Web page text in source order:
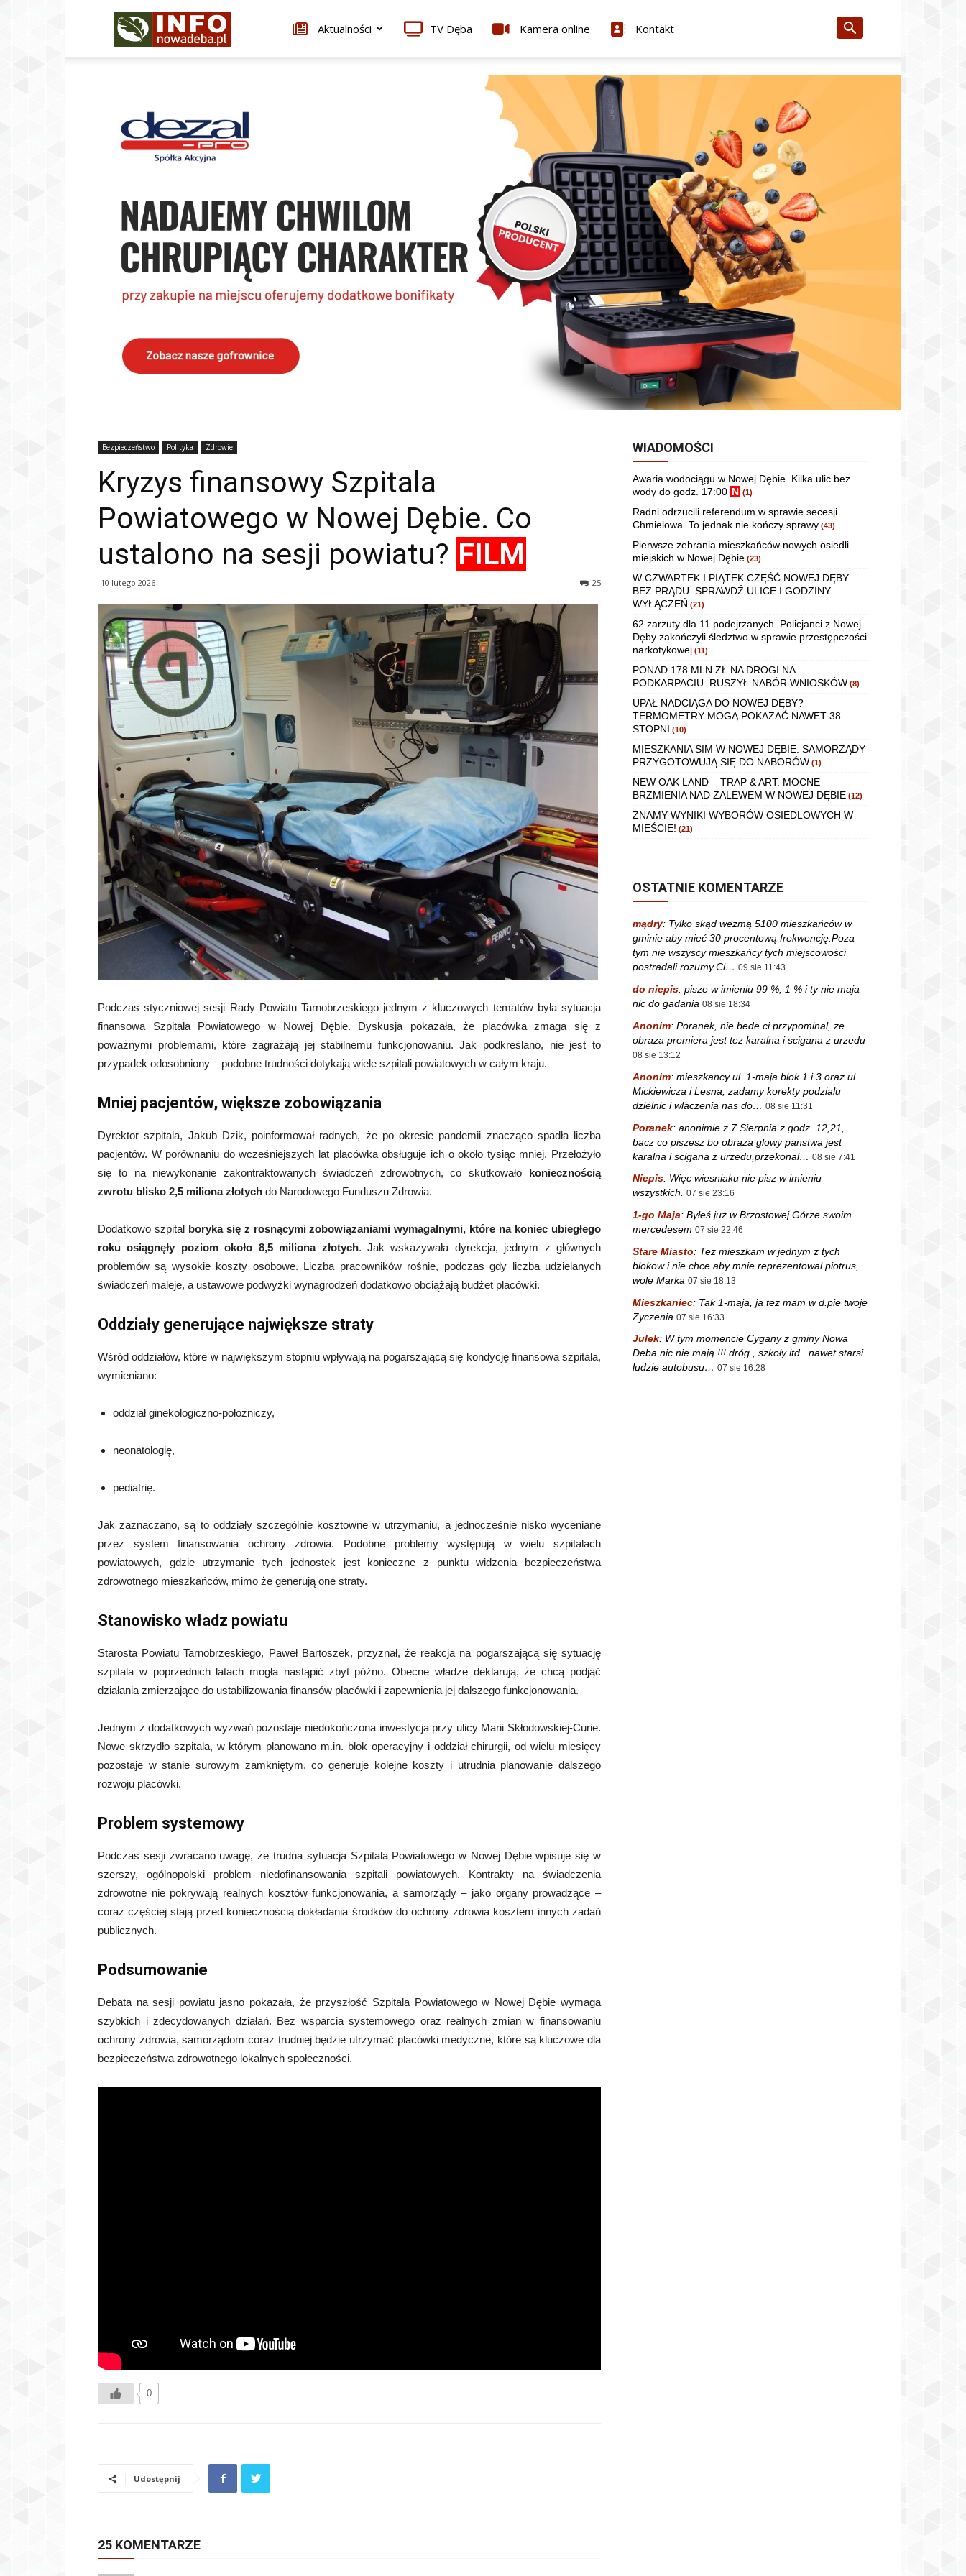
Infonowadeba.pl Aktualności TV Dęba Kamera online Kontakt
Bezpieczeństwo Polityka Zdrowie
Kryzys finansowy Szpitala
Powiatowego w Nowej Dębie. Co
ustalono na sesji powiatu? FILM
10 lutego 2026 25
Podczas styczniowej sesji Rady Powiatu Tarnobrzeskiego jednym z kluczowych tematów była sytuacja
finansowa Szpitala Powiatowego w Nowej Dębie. Dyskusja pokazała, że placówka zmaga się z
poważnymi problemami, które zagrażają jej stabilnemu funkcjonowaniu. Jak podkreślano, nie jest to
przypadek odosobniony – podobne trudności dotykają wiele szpitali powiatowych w całym kraju.
Mniej pacjentów, większe zobowiązania
Dyrektor szpitala, Jakub Dzik, poinformował radnych, że po okresie pandemii znacząco spadła liczba
pacjentów. W porównaniu do wcześniejszych lat placówka obsługuje ich o około tysiąc mniej. Przełożyło
się to na niewykonanie zakontraktowanych świadczeń zdrowotnych, co skutkowało koniecznością
zwrotu blisko 2,5 miliona złotych do Narodowego Funduszu Zdrowia.
Dodatkowo szpital boryka się z rosnącymi zobowiązaniami wymagalnymi, które na koniec ubiegłego
roku osiągnęły poziom około 8,5 miliona złotych. Jak wskazywała dyrekcja, jednym z głównych
problemów są wysokie koszty osobowe. Liczba pracowników rośnie, podczas gdy liczba udzielanych
świadczeń maleje, a ustawowe podwyżki wynagrodzeń dodatkowo obciążają budżet placówki.
Oddziały generujące największe straty
Wśród oddziałów, które w największym stopniu wpływają na pogarszającą się kondycję finansową szpitala,
wymieniano:
oddział ginekologiczno-położniczy,
neonatologię,
pediatrię.
Jak zaznaczano, są to oddziały szczególnie kosztowne w utrzymaniu, a jednocześnie nisko wyceniane
przez system finansowania ochrony zdrowia. Podobne problemy występują w wielu szpitalach
powiatowych, gdzie utrzymanie tych jednostek jest konieczne z punktu widzenia bezpieczeństwa
zdrowotnego mieszkańców, mimo że generują one straty.
Stanowisko władz powiatu
Starosta Powiatu Tarnobrzeskiego, Paweł Bartoszek, przyznał, że reakcja na pogarszającą się sytuację
szpitala w poprzednich latach mogła nastąpić zbyt późno. Obecne władze deklarują, że chcą podjąć
działania zmierzające do ustabilizowania finansów placówki i zapewnienia jej dalszego funkcjonowania.
Jednym z dodatkowych wyzwań pozostaje niedokończona inwestycja przy ulicy Marii Skłodowskiej-Curie.
Nowe skrzydło szpitala, w którym planowano m.in. blok operacyjny i oddział chirurgii, od wielu miesięcy
pozostaje w stanie surowym zamkniętym, co generuje kolejne koszty i utrudnia planowanie dalszego
rozwoju placówki.
Problem systemowy
Podczas sesji zwracano uwagę, że trudna sytuacja Szpitala Powiatowego w Nowej Dębie wpisuje się w
szerszy, ogólnopolski problem niedofinansowania szpitali powiatowych. Kontrakty na świadczenia
zdrowotne nie pokrywają realnych kosztów funkcjonowania, a samorządy – jako organy prowadzące –
coraz częściej stają przed koniecznością dokładania środków do ochrony zdrowia kosztem innych zadań
publicznych.
Podsumowanie
Debata na sesji powiatu jasno pokazała, że przyszłość Szpitala Powiatowego w Nowej Dębie wymaga
szybkich i zdecydowanych działań. Bez wsparcia systemowego oraz realnych zmian w finansowaniu
ochrony zdrowia, samorządom coraz trudniej będzie utrzymać placówki medyczne, które są kluczowe dla
bezpieczeństwa zdrowotnego lokalnych społeczności.
0
Udostępnij
25 KOMENTARZE
WIADOMOŚCI
Awaria wodociągu w Nowej Dębie. Kilka ulic bez
wody do godz. 17:00 N (1)
Radni odrzucili referendum w sprawie secesji
Chmielowa. To jednak nie kończy sprawy (43)
Pierwsze zebrania mieszkańców nowych osiedli
miejskich w Nowej Dębie (23)
W CZWARTEK I PIĄTEK CZĘŚĆ NOWEJ DĘBY
BEZ PRĄDU. SPRAWDŹ ULICE I GODZINY
WYŁĄCZEŃ (21)
62 zarzuty dla 11 podejrzanych. Policjanci z Nowej
Dęby zakończyli śledztwo w sprawie przestępczości
narkotykowej (11)
PONAD 178 MLN ZŁ NA DROGI NA
PODKARPACIU. RUSZYŁ NABÓR WNIOSKÓW (8)
UPAŁ NADCIĄGA DO NOWEJ DĘBY?
TERMOMETRY MOGĄ POKAZAĆ NAWET 38
STOPNI (10)
MIESZKANIA SIM W NOWEJ DĘBIE. SAMORZĄDY
PRZYGOTOWUJĄ SIĘ DO NABORÓW (1)
NEW OAK LAND – TRAP & ART. MOCNE
BRZMIENIA NAD ZALEWEM W NOWEJ DĘBIE (12)
ZNAMY WYNIKI WYBORÓW OSIEDLOWYCH W
MIEŚCIE! (21)
OSTATNIE KOMENTARZE
mądry: Tylko skąd wezmą 5100 mieszkańców w
gminie aby mieć 30 procentową frekwencję.Poza
tym nie wszyscy mieszkańcy tych miejscowości
postradali rozumy.Ci… 09 sie 11:43
do niepis: pisze w imieniu 99 %, 1 % i ty nie maja
nic do gadania 08 sie 18:34
Anonim: Poranek, nie bede ci przypominal, ze
obraza premiera jest tez karalna i scigana z urzedu
08 sie 13:12
Anonim: mieszkancy ul. 1-maja blok 1 i 3 oraz ul
Mickiewicza i Lesna, zadamy korekty podzialu
dzielnic i wlaczenia nas do… 08 sie 11:31
Poranek: anonimie z 7 Sierpnia z godz. 12,21,
bacz co piszesz bo obraza glowy panstwa jest
karalna i scigana z urzedu,przekonal… 08 sie 7:41
Niepis: Więc wiesniaku nie pisz w imieniu
wszystkich. 07 sie 23:16
1-go Maja: Byłeś już w Brzostowej Górze swoim
mercedesem 07 sie 22:46
Stare Miasto: Tez mieszkam w jednym z tych
blokow i nie chce aby mnie reprezentowal piotrus,
wole Marka 07 sie 18:13
Mieszkaniec: Tak 1-maja, ja tez mam w d.pie twoje
Zyczenia 07 sie 16:33
Julek: W tym momencie Cygany z gminy Nowa
Deba nic nie mają !!! dróg , szkoły itd ..nawet starsi
ludzie autobusu… 07 sie 16:28